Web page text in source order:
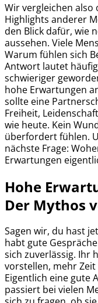
Wir vergleichen
Highlights anderer
den Blick dafür, wie
aussehen. Viele
Warum fühlen sich
Antwort lautet
schwieriger
hohe Erwartungen
sollte eine
Freiheit,
wie heute. Kein
überfordert fühlen.
nächste Frage:
Erwartungen
Hohe
Der Mythos
Sagen wir, du hast
habt gute
sich zuverlässig. Ihr
vorstellen, mehr
Eigentlich eine gute
passiert bei vielen